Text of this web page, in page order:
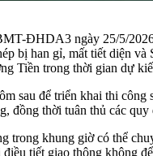
ĐHDA3 ngày 25/5/
bị han gỉ, mất tiết diện
Tiền trong thời gian dự
sau để triển khai thi
thời tuân thủ các
khung giờ có thể
tiết giao thông không